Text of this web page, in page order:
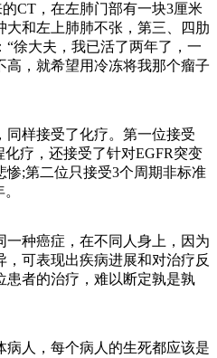
CT，在左肺门部有一块3厘米
大和左上肺肺不张，第三、四肋
徐大夫，我已活了两年了，一
，就希望用冷冻将我那个瘤子
样接受了化疗。第一位接受
疗，还接受了针对EGFR突变
;第二位只接受3个周期非标准
种癌症，在不同人身上，因为
可表现出疾病进展和对治疗反
患者的治疗，难以断定孰是孰
人，每个病人的生死都应该是